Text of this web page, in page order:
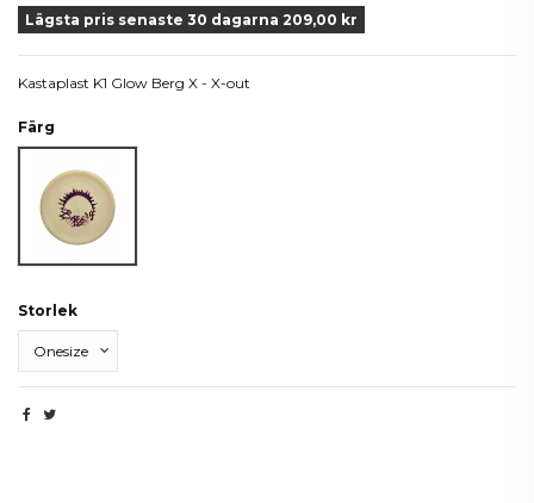
Lägsta pris senaste 30 dagarna 209,00 kr
Kastaplast K1 Glow Berg X - X-out
Färg
Storlek